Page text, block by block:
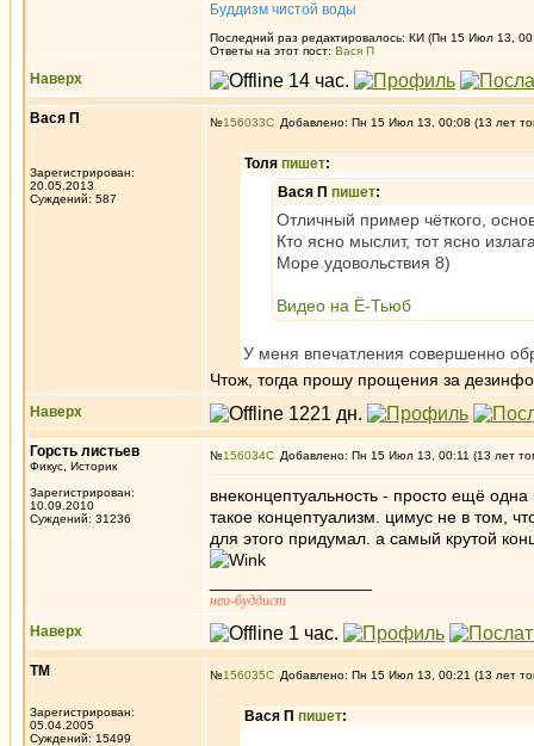
Буддизм чистой воды
Последний раз редактировалось: КИ (Пн 15 Июл 13,
Ответы на этот пост: Вася П
Наверх
Вася П
Зарегистрирован:
20.05.2013
Суждений: 587
№156033 Добавлено: Пн 15 Июл 13, 00:08 (13 лет
Толя пишет:
Вася П пишет:
Отличный пример чёткого,
Кто ясно мыслит, тот ясно
Море удовольствия 8)
Видео на Ё-Тьюб
У меня впечатления совершенно
Чтож, тогда прошу прощения за
Наверх
Горсть листьев
Фикус, Историк
Зарегистрирован:
10.09.2010
Суждений: 31236
№156034 Добавлено: Пн 15 Июл 13, 00:11 (13 лет
внеконцептуальность - просто ещё
такое концептуализм. цимус не в том,
для этого придумал. а самый крутой
нео-буддист
Наверх
ТМ
Зарегистрирован:
05.04.2005
Суждений: 15499
№156035 Добавлено: Пн 15 Июл 13, 00:21 (13 лет
Вася П пишет: